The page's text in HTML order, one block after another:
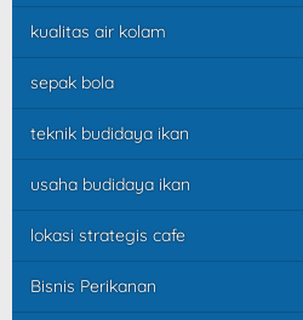
kualitas air kolam
sepak bola
teknik budidaya ikan
usaha budidaya ikan
lokasi strategis cafe
Bisnis Perikanan